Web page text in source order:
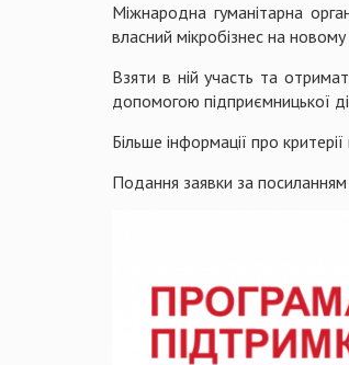
Міжнародна гуманітарна
власний мікробізнес на новому
Взяти в ній участь та
допомогою підприємницької
Більше інформації про
Подання заявки за